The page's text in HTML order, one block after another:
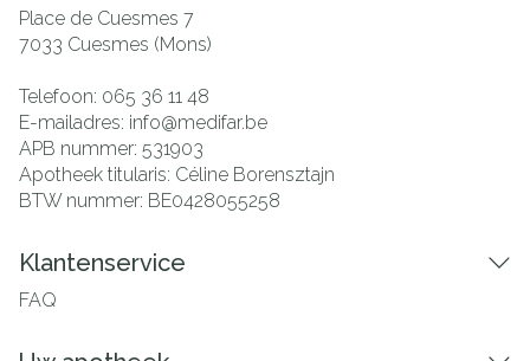
Place de Cuesmes 7
7033 Cuesmes (Mons)
Telefoon: 065 36 11 48
E-mailadres: info@medifar.be
APB nummer: 531903
Apotheek titularis: Céline Borensztajn
BTW nummer: BE0428055258
Klantenservice
FAQ